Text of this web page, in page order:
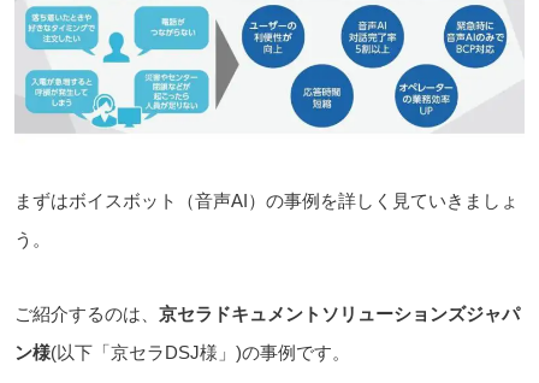
まずはボイスボット（音声AI）の事例を詳しく見ていきましょ
う。
ご紹介するのは、 京セラドキュメントソリューションズジャパ
ン様(以下「京セラDSJ様」)の事例です。